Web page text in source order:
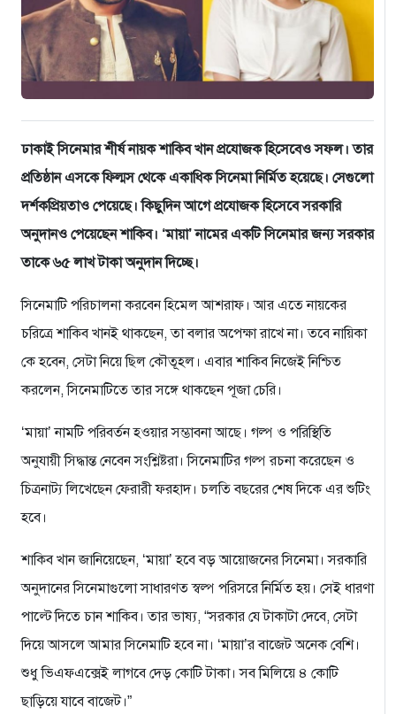
ঢাকাই সিনেমার শীর্ষ নায়ক শাকিব খান প্রযোজক হিসেবেও সফল। তার
প্রতিষ্ঠান এসকে ফিল্মস থেকে একাধিক সিনেমা নির্মিত হয়েছে। সেগুলো
দর্শকপ্রিয়তাও পেয়েছে। কিছুদিন আগে প্রযোজক হিসেবে সরকারি
অনুদানও পেয়েছেন শাকিব। ‘মায়া’ নামের একটি সিনেমার জন্য সরকার
তাকে ৬৫ লাখ টাকা অনুদান দিচ্ছে।
সিনেমাটি পরিচালনা করবেন হিমেল আশরাফ। আর এতে নায়কের
চরিত্রে শাকিব খানই থাকছেন, তা বলার অপেক্ষা রাখে না। তবে নায়িকা
কে হবেন, সেটা নিয়ে ছিল কৌতূহল। এবার শাকিব নিজেই নিশ্চিত
করলেন, সিনেমাটিতে তার সঙ্গে থাকছেন পূজা চেরি।
‘মায়া’ নামটি পরিবর্তন হওয়ার সম্ভাবনা আছে। গল্প ও পরিস্থিতি
অনুযায়ী সিদ্ধান্ত নেবেন সংশ্লিষ্টরা। সিনেমাটির গল্প রচনা করেছেন ও
চিত্রনাট্য লিখেছেন ফেরারী ফরহাদ। চলতি বছরের শেষ দিকে এর শুটিং
হবে।
শাকিব খান জানিয়েছেন, ‘মায়া’ হবে বড় আয়োজনের সিনেমা। সরকারি
অনুদানের সিনেমাগুলো সাধারণত স্বল্প পরিসরে নির্মিত হয়। সেই ধারণা
পাল্টে দিতে চান শাকিব। তার ভাষ্য, “সরকার যে টাকাটা দেবে, সেটা
দিয়ে আসলে আমার সিনেমাটি হবে না। ‘মায়া’র বাজেট অনেক বেশি।
শুধু ভিএফএক্সেই লাগবে দেড় কোটি টাকা। সব মিলিয়ে ৪ কোটি
ছাড়িয়ে যাবে বাজেট।”